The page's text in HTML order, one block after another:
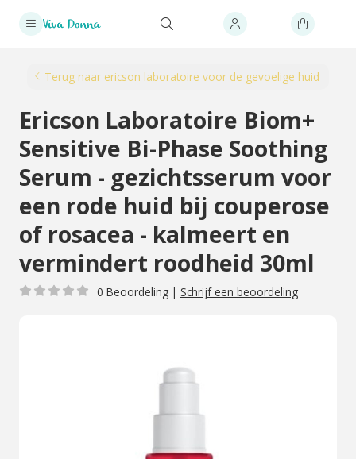
Terug naar ericson laboratoire voor de gevoelige huid
Ericson Laboratoire Biom+
Sensitive Bi-Phase Soothing
Serum - gezichtsserum voor
een rode huid bij couperose
of rosacea - kalmeert en
vermindert roodheid 30ml
0 Beoordeling | Schrijf een beoordeling